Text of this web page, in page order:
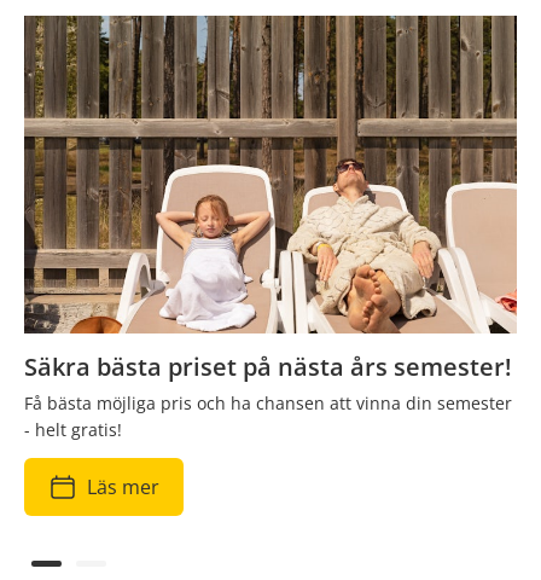
Säkra bästa priset på nästa års semester!
Få bästa möjliga pris och ha chansen att vinna din semester
- helt gratis!
Läs mer
Välkommen till vårt vattenäventyr